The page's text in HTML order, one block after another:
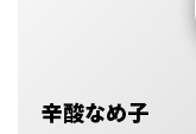
辛酸なめ子